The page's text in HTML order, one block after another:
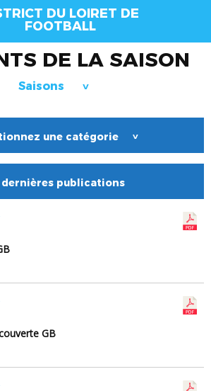
DU LOIRET DE
FOOTBALL
DE LA SAISON
Saisons >
une catégorie >
dernières publications
GB